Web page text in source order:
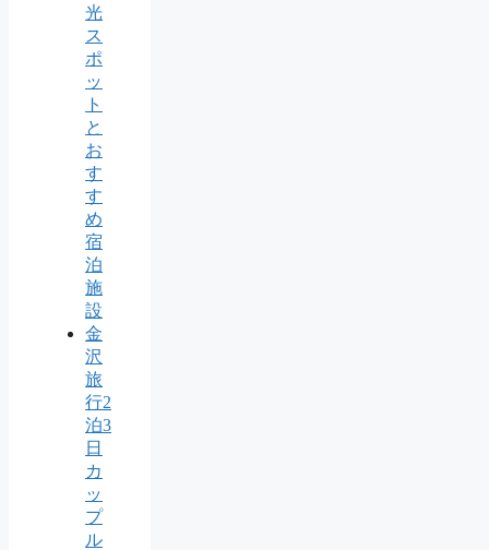
光
ス
ポ
ッ
ト
と
お
す
す
め
宿
泊
施
設
金
沢
旅
行2
泊3
日
カ
ッ
プ
ル